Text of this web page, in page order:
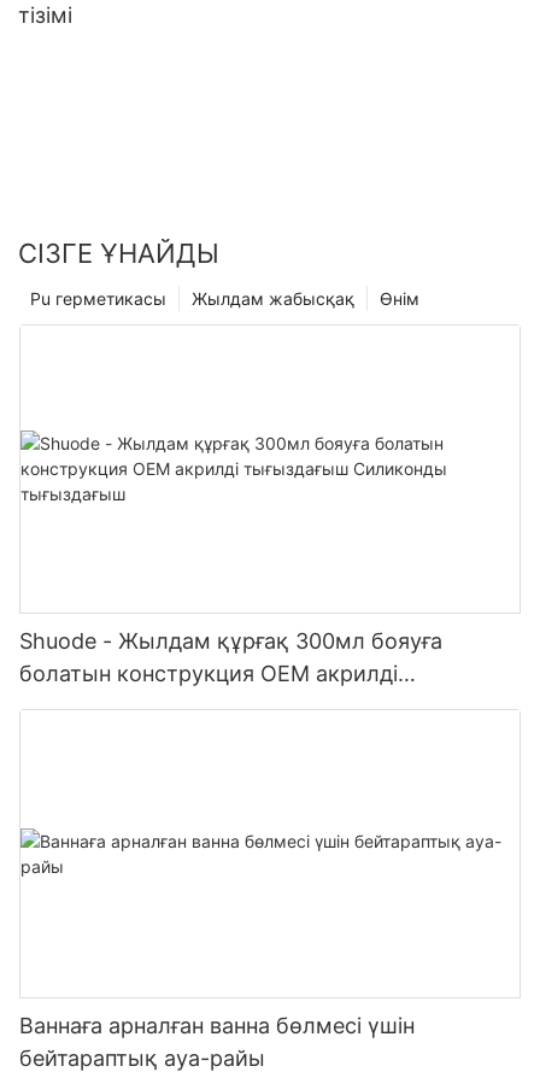
тізімі
СІЗГЕ ҰНАЙДЫ
Өнім
Жылдам жабысқақ
Pu герметикасы
Shuode - Жылдам құрғақ 300мл бояуға
болатын конструкция OEM акрилді
тығыздағыш Силиконды тығыздағыш
Ваннаға арналған ванна бөлмесі үшін
бейтараптық ауа-райы